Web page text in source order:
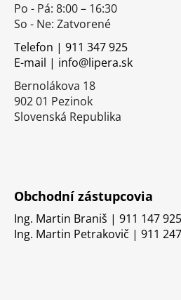
Po - Pá: 8:00 – 16:30
So - Ne: Zatvorené
Telefon | 911 347 925
E-mail | info@lipera.sk
Bernolákova 18
902 01 Pezinok
Slovenská Republika
Obchodní zástupcovia
Ing. Martin Braniš | 911 147 925
Ing. Martin Petrakovič | 911